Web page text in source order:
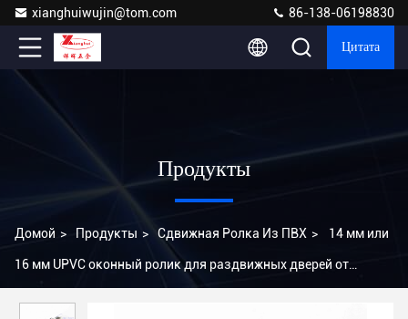
xianghuiwujin@tom.com 86-138-06198830
Цитата
Продукты
Домой > Продукты > Сдвижная Ролка Из ПВХ > 14 мм или
16 мм UPVC оконный ролик для раздвижных дверей от